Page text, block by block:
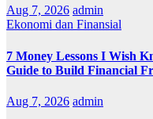
Aug 7, 2026 admin
Ekonomi dan Finansial
7 Money Lessons I Wish
Guide to Build Financial
Aug 7, 2026 admin